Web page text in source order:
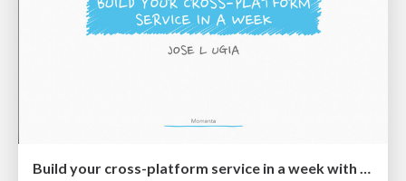
Build your cross-platform service in a week with App Engine